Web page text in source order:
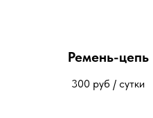
Ремень-цепь
300 руб / сутки